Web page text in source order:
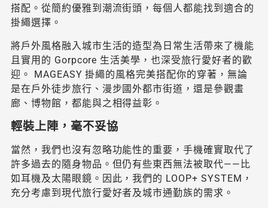
搭配。從簡約優雅到潮流街頭，每個人都能找到適合的
掛繩選擇。
將戶外風格融入城市生活的造型為日常生活帶來了機能
且實用的 Gorpcore 生活美學，也深受旅行愛好者的歡
迎。 MAGEASY 掛繩的風格完美搭配你的穿著，無論
是在戶外徒步旅行、漫步國外都市街道，還是參觀畫
廊、博物館，都能與之相得益彰。
輕裝上陣，毫不妥協
當然，我們也沒有忽略功能性的重要，手機確實取代了
許多過去的隨身物品。但仍有些東西無法被取代——比
如耳機及太陽眼鏡。因此，我們的 LOOP+ SYSTEM，
充分考慮到現代旅行愛好者及城市通勤族的需求。